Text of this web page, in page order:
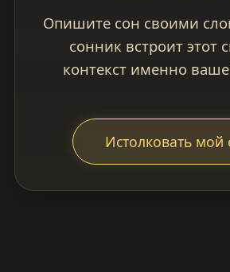
Опишите сон своими
сонник встроит этот
контекст именно
Истолковать мой